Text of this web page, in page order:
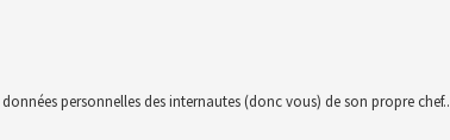
personnelles des internautes (donc vous) de son propre chef..